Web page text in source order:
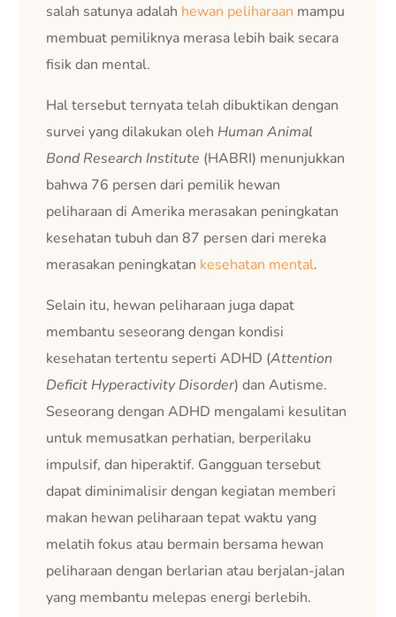
salah satunya adalah hewan peliharaan mampu
membuat pemiliknya merasa lebih baik secara
fisik dan mental.
Hal tersebut ternyata telah dibuktikan dengan
survei yang dilakukan oleh Human Animal
Bond Research Institute (HABRI) menunjukkan
bahwa 76 persen dari pemilik hewan
peliharaan di Amerika merasakan peningkatan
kesehatan tubuh dan 87 persen dari mereka
merasakan peningkatan kesehatan mental.
Selain itu, hewan peliharaan juga dapat
membantu seseorang dengan kondisi
kesehatan tertentu seperti ADHD (Attention
Deficit Hyperactivity Disorder) dan Autisme.
Seseorang dengan ADHD mengalami kesulitan
untuk memusatkan perhatian, berperilaku
impulsif, dan hiperaktif. Gangguan tersebut
dapat diminimalisir dengan kegiatan memberi
makan hewan peliharaan tepat waktu yang
melatih fokus atau bermain bersama hewan
peliharaan dengan berlarian atau berjalan-jalan
yang membantu melepas energi berlebih.